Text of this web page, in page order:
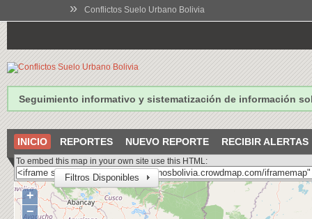
» Conflictos Suelo Urbano Bolivia
Seguimiento informativo y sistematización de información
INICIO REPORTES NUEVO REPORTE RECIBIR ALERTAS
Filtros Disponibles
To embed this map in your own site use this HTML:
+
−